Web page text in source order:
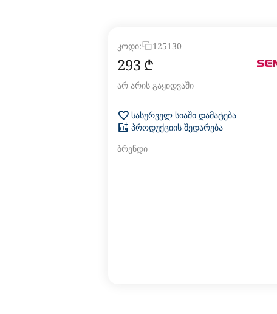
კოდი: 125130
‍293‍ ₾
არ არის გაყიდვაში
სასურველ სიაში დამატება
პროდუქციის შედარება
ბრენდი